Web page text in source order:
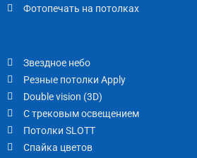
Фотопечать на потолках
Звездное небо
Резные потолки Apply
Double vision (3D)
С трековым освещением
Потолки SLOTT
Спайка цветов